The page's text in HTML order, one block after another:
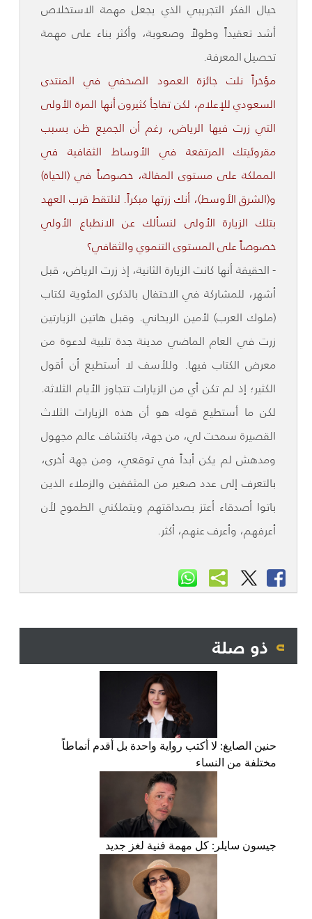
حيال الفكر التجريبي الذي يجعل مهمة الاستخلاص
أشد تعقيداً وطولاً وصعوبة، وأكثر بناء على مهمة
تحصيل المعرفة.
مؤخراً نلت جائزة العمود الصحفي في المنتدى
السعودي للإعلام، لكن تفاجأ كثيرون أنها المرة الأولى
التي زرت فيها الرياض، رغم أن الجميع ظن بسبب
مقروئيتك المرتفعة في الأوساط الثقافية في
المملكة على مستوى المقالة، خصوصاً في (الحياة)
و(الشرق الأوسط)، أنك زرتها مبكراً. لنلتقط قرب العهد
بتلك الزيارة الأولى لنسألك عن الانطباع الأولي
خصوصاً على المستوى التنموي والثقافي؟
- الحقيقة أنها كانت الزيارة الثانية، إذ زرت الرياض، قبل
أشهر، للمشاركة في الاحتفال بالذكرى المئوية لكتاب
(ملوك العرب) لأمين الريحاني. وقبل هاتين الزيارتين
زرت في العام الماضي مدينة جدة تلبية لدعوة من
معرض الكتاب فيها. وللأسف لا أستطيع أن أقول
الكثير؛ إذ لم تكن أي من الزيارات تتجاوز الأيام الثلاثة.
لكن ما أستطيع قوله هو أن هذه الزيارات الثلاث
القصيرة سمحت لي، من جهة، باكتشاف عالم مجهول
ومدهش لم يكن أبداً في توقعي، ومن جهة أخرى،
بالتعرف إلى عدد صغير من المثقفين والزملاء الذين
باتوا أصدقاء أعتز بصداقتهم ويتملكني الطموح لأن
أعرفهم، وأعرف عنهم، أكثر.
ذو صلة
حنين الصايغ: لا أكتب رواية واحدة بل أقدم أنماطاً
مختلفة من النساء
جيسون سايلر: كل مهمة فنية لغز جديد